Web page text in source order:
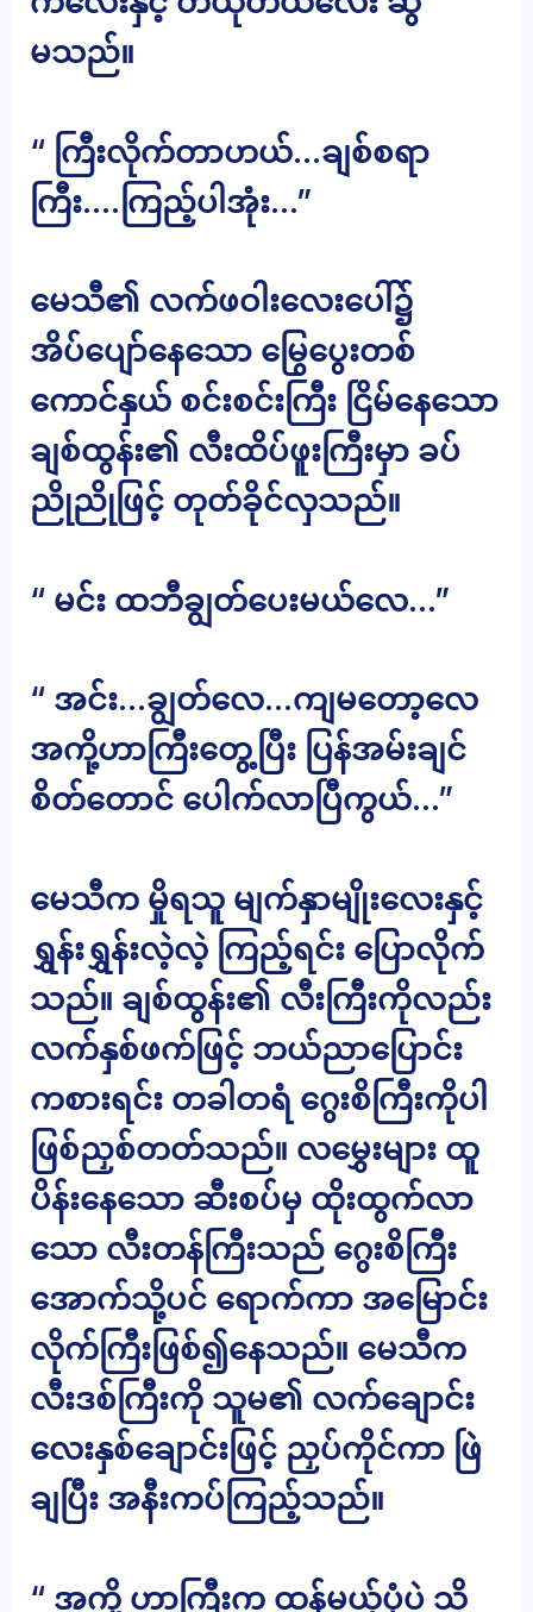
မသည်။
“ ကြီးလိုက်တာဟယ်…ချစ်စရာ
ကြီး….ကြည့်ပါအုံး…”
မေသီ၏ လက်ဖဝါးလေးပေါ်၌
အိပ်ပျော်နေသော မြွေပွေးတစ်
ကောင်နှယ် စင်းစင်းကြီး ငြိမ်နေသော
ချစ်ထွန်း၏ လီးထိပ်ဖူးကြီးမှာ ခပ်
ညိုညိုဖြင့် တုတ်ခိုင်လှသည်။
“ မင်း ထဘီချွတ်ပေးမယ်လေ…”
“ အင်း…ချွတ်လေ…ကျမတော့လေ
အကို့ဟာကြီးတွေ့ပြီး ပြန်အမ်းချင်
စိတ်တောင် ပေါက်လာပြီကွယ်…”
မေသီက မှိုရသူ မျက်နှာမျိုးလေးနှင့်
ရွှန်းရွှန်းလဲ့လဲ့ ကြည့်ရင်း ပြောလိုက်
သည်။ ချစ်ထွန်း၏ လီးကြီးကိုလည်း
လက်နှစ်ဖက်ဖြင့် ဘယ်ညာပြောင်း
ကစားရင်း တခါတရံ ဂွေးစိကြီးကိုပါ
ဖြစ်ညှစ်တတ်သည်။ လမွှေးများ ထူ
ပိန်းနေသော ဆီးစပ်မှ ထိုးထွက်လာ
သော လီးတန်ကြီးသည် ဂွေးစိကြီး
အောက်သို့ပင် ရောက်ကာ အမြောင်း
လိုက်ကြီးဖြစ်၍နေသည်။ မေသီက
လီးဒစ်ကြီးကို သူမ၏ လက်ချောင်း
လေးနှစ်ချောင်းဖြင့် ညှပ်ကိုင်ကာ ဖြဲ
ချပြီး အနီးကပ်ကြည့်သည်။
“ အကို့ ဟာကြီးက ထန်မယ့်ပုံပဲ သိ